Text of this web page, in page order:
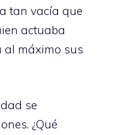
tan vacía que
actuaba
al máximo sus
se
¿Qué